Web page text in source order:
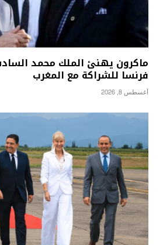
ماكرون يهنئ الملك محمد
فرنسا للشراكة مع المغرب
أغسطس 8, 2026